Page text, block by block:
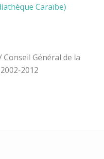
Caraïbe)
Général de la
2012